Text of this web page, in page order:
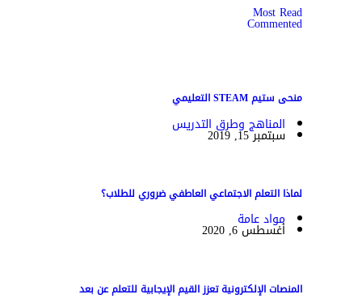
Most Read
Commented
منحى ستيم STEAM التعليمي
المناهج وطرق التدريس
سبتمبر 15, 2019
لماذا التعلم الاجتماعي العاطفي ضروري للطلاب؟
مواد عامة
أغسطس 6, 2020
المنصات الإلكترونية تعزز القيم الإيجابية للتعلم عن بعد